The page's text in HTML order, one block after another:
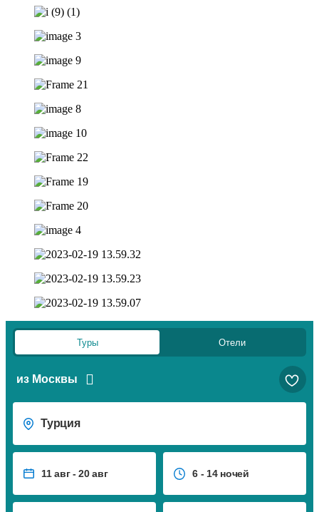
Туры Отели
из Москвы
Турция
11 авг - 20 авг 6 - 14 ночей